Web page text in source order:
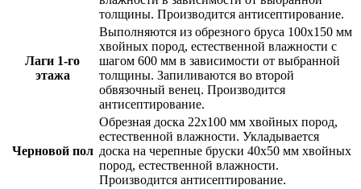
толщины. Производится антисептирование.
Лаги 1-го
этажа
Выполняются из обрезного бруса 100х150 мм
хвойных пород, естественной влажности с
шагом 600 мм в зависимости от выбранной
толщины. Запиливаются во второй
обвязочный венец. Производится
антисептирование.
Черновой пол
Обрезная доска 22х100 мм хвойных пород,
естественной влажности. Укладывается
доска на черепные бруски 40х50 мм хвойных
пород, естественной влажности.
Производится антисептирование.